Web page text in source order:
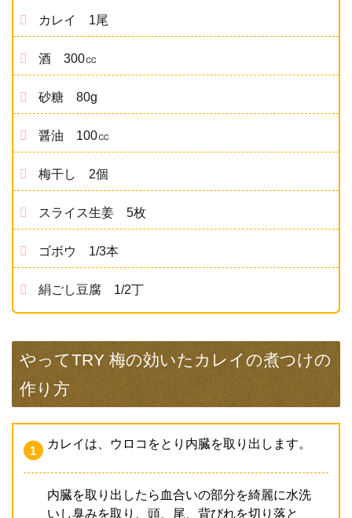
カレイ 1尾
酒 300㏄
砂糖 80g
醤油 100㏄
梅干し 2個
スライス生姜 5枚
ゴボウ 1/3本
絹ごし豆腐 1/2丁
やってTRY 梅の効いたカレイの煮つけの
作り方
カレイは、ウロコをとり内臓を取り出します。
内臓を取り出したら血合いの部分を綺麗に水洗
いし臭みを取り、頭、尾、背びれを切り落と